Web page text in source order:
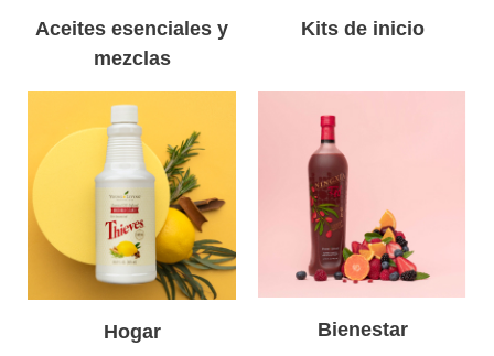
Aceites esenciales y
mezclas
Kits de inicio
Hogar Bienestar